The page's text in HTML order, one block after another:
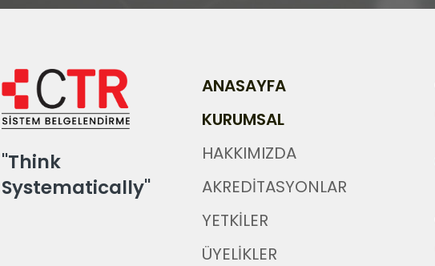
"Think
Systematically"
ANASAYFA
KURUMSAL
HAKKIMIZDA
AKREDİTASYONLAR
YETKİLER
ÜYELİKLER